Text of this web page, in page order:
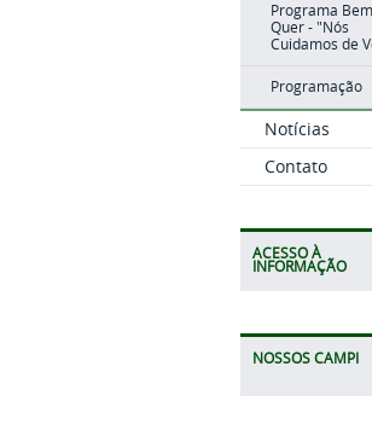
Programa
Quer - "Nós
Cuidamos de
Programação
Notícias
Contato
ACESSO À
INFORMAÇÃO
NOSSOS CAMPI